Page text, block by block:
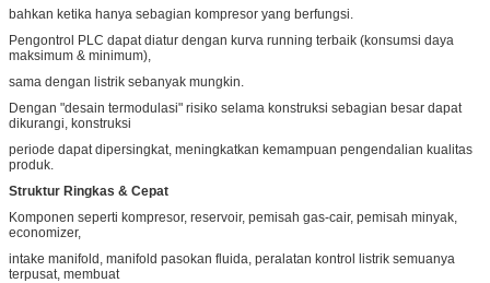
bahkan ketika hanya sebagian kompresor yang berfungsi.
Pengontrol PLC dapat diatur dengan kurva running terbaik (konsumsi daya
maksimum & minimum),
sama dengan listrik sebanyak mungkin.
Dengan "desain termodulasi" risiko selama konstruksi sebagian besar dapat
dikurangi, konstruksi
periode dapat dipersingkat, meningkatkan kemampuan pengendalian kualitas
produk.
Struktur Ringkas & Cepat
Komponen seperti kompresor, reservoir, pemisah gas-cair, pemisah minyak,
economizer,
intake manifold, manifold pasokan fluida, peralatan kontrol listrik semuanya
terpusat, membuat